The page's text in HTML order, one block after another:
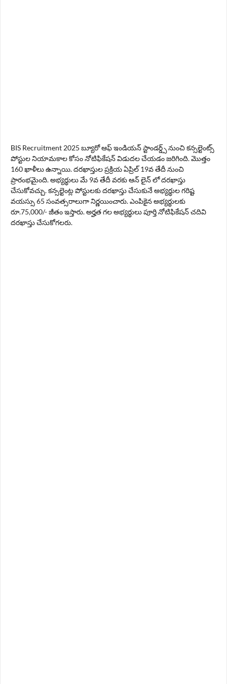
BIS Recruitment 2025 బ్యూరో ఆఫ్ ఇండియన్ స్టాండర్డ్స్ నుంచి కన్సల్టెంట్స్
పోస్టుల నియామకాల కోసం నోటిఫికేషన్ విడుదల చేయడం జరిగింది. మొత్తం
160 ఖాళీలు ఉన్నాయి. దరఖాస్తుల ప్రక్రియ ఏప్రిల్ 19వ తేదీ నుంచి
ప్రారంభమైంది. అభ్యర్థులు మే 9వ తేదీ వరకు ఆన్ లైన్ లో దరఖాస్తు
చేసుకోవచ్చు. కన్సల్టెంట్ల పోస్టులకు దరఖాస్తు చేసుకునే అభ్యర్థుల గరిష్ట
వయస్సు 65 సంవత్సరాలుగా నిర్ణయించారు. ఎంపికైన అభ్యర్థులకు
రూ.75,000/- జీతం ఇస్తారు. అర్హత గల అభ్యర్థులు పూర్తి నోటిఫికేషన్ చదివి
దరఖాస్తు చేసుకోగలరు.